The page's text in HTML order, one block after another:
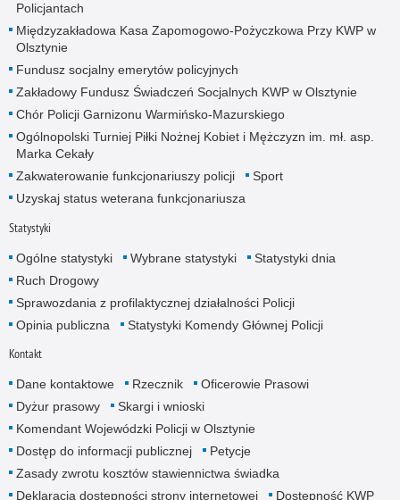
Policjantach
Międzyzakładowa Kasa Zapomogowo-Pożyczkowa Przy KWP w
Olsztynie
Fundusz socjalny emerytów policyjnych
Zakładowy Fundusz Świadczeń Socjalnych KWP w Olsztynie
Chór Policji Garnizonu Warmińsko-Mazurskiego
Ogólnopolski Turniej Piłki Nożnej Kobiet i Mężczyzn im. mł. asp.
Marka Cekały
Zakwaterowanie funkcjonariuszy policji
Sport
Uzyskaj status weterana funkcjonariusza
Statystyki
Ogólne statystyki Wybrane statystyki
Statystyki dnia
Ruch Drogowy
Sprawozdania z profilaktycznej działalności Policji
Opinia publiczna
Statystyki Komendy Głównej Policji
Kontakt
Dane kontaktowe Rzecznik
Oficerowie Prasowi
Dyżur prasowy
Skargi i wnioski
Komendant Wojewódzki Policji w Olsztynie
Dostęp do informacji publicznej
Petycje
Zasady zwrotu kosztów stawiennictwa świadka
Deklaracja dostępności strony internetowej
Dostępność KWP